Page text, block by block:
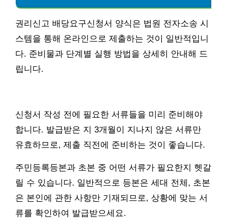
권리신고 배당요구신청서 양식은 법원 전자소송 시
스템을 통해 온라인으로 제출하는 것이 일반적입니
다. 준비물과 단계별 실행 방법을 상세히 안내해 드
립니다.
신청서 작성 전에 필요한 서류들을 미리 준비해야
합니다. 발급받은 지 3개월이 지나지 않은 서류만
유효하므로, 제출 직전에 준비하는 것이 좋습니다.
주민등록등본과 초본 중 어떤 서류가 필요한지 헷갈
릴 수 있습니다. 일반적으로 등본은 세대 전체, 초본
은 본인에 관한 사항만 기재되므로, 상황에 맞는 서
류를 확인하여 발급받으세요.